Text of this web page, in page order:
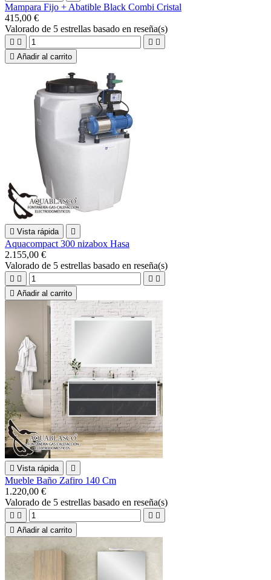
Mampara Fijo + Abatible Black Combi Cristal
415,00 €
Valorado de 5 estrellas basado en reseña(s)
   
 Añadir al carrito
 Vista rápida 
Aquacompact 300 nizabox Hasa
2.155,00 €
Valorado de 5 estrellas basado en reseña(s)
   
 Añadir al carrito
 Vista rápida 
Mueble Baño Zafiro 140 Cm
1.220,00 €
Valorado de 5 estrellas basado en reseña(s)
   
 Añadir al carrito